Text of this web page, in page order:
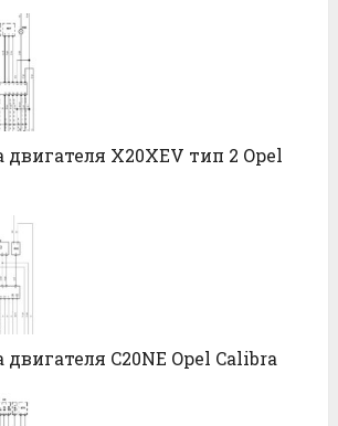
двигателя X20XEV тип 2 Opel
C20NE Opel Calibra